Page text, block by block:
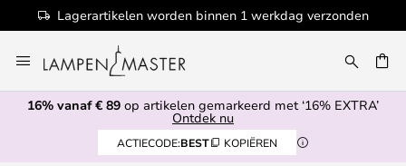
Lagerartikelen worden binnen 1 werkdag verzonden
naar
de
inhoud
16% vanaf € 89 op artikelen gemarkeerd met ‘16% EXTRA’
Ontdek nu
ACTIECODE:BEST KOPIËREN